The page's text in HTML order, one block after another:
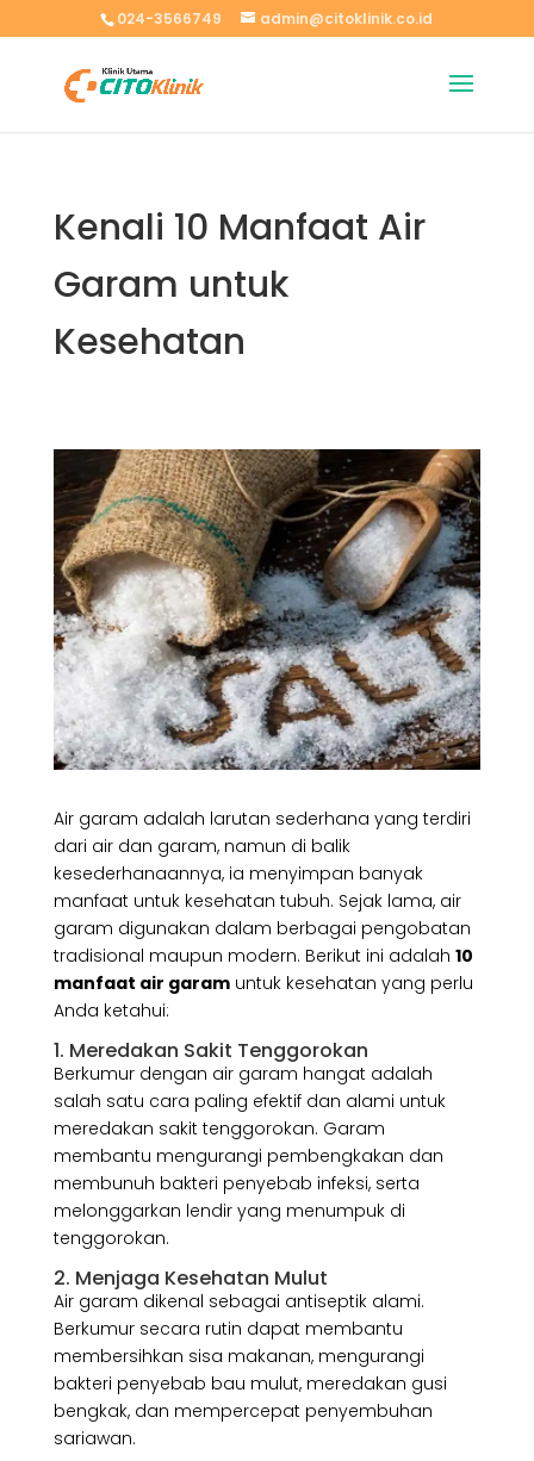
024-3566749 admin@citoklinik.co.id
Kenali 10 Manfaat Air
Garam untuk
Kesehatan
Air garam adalah larutan sederhana yang terdiri
dari air dan garam, namun di balik
kesederhanaannya, ia menyimpan banyak
manfaat untuk kesehatan tubuh. Sejak lama, air
garam digunakan dalam berbagai pengobatan
tradisional maupun modern. Berikut ini adalah 10
manfaat air garamuntuk kesehatan yang perlu
Anda ketahui:
1. Meredakan Sakit Tenggorokan
Berkumur dengan air garam hangat adalah
salah satu cara paling efektif dan alami untuk
meredakan sakit tenggorokan. Garam
membantu mengurangi pembengkakan dan
membunuh bakteri penyebab infeksi, serta
melonggarkan lendir yang menumpuk di
tenggorokan.
2. Menjaga Kesehatan Mulut
Air garam dikenal sebagai antiseptik alami.
Berkumur secara rutin dapat membantu
membersihkan sisa makanan, mengurangi
bakteri penyebab bau mulut, meredakan gusi
bengkak, dan mempercepat penyembuhan
sariawan.